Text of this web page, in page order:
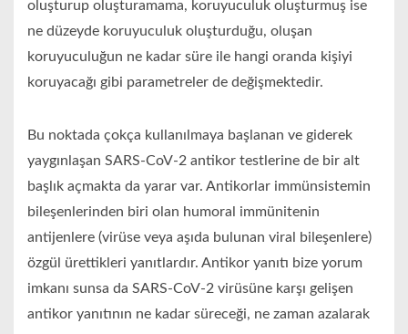
oluşturup oluşturamama, koruyuculuk oluşturmuş ise
ne düzeyde koruyuculuk oluşturduğu, oluşan
koruyuculuğun ne kadar süre ile hangi oranda kişiyi
koruyacağı gibi parametreler de değişmektedir.
Bu noktada çokça kullanılmaya başlanan ve giderek
yaygınlaşan SARS-CoV-2 antikor testlerine de bir alt
başlık açmakta da yarar var. Antikorlar immünsistemin
bileşenlerinden biri olan humoral immünitenin
antijenlere (virüse veya aşıda bulunan viral bileşenlere)
özgül ürettikleri yanıtlardır. Antikor yanıtı bize yorum
imkanı sunsa da SARS-CoV-2 virüsüne karşı gelişen
antikor yanıtının ne kadar süreceği, ne zaman azalarak